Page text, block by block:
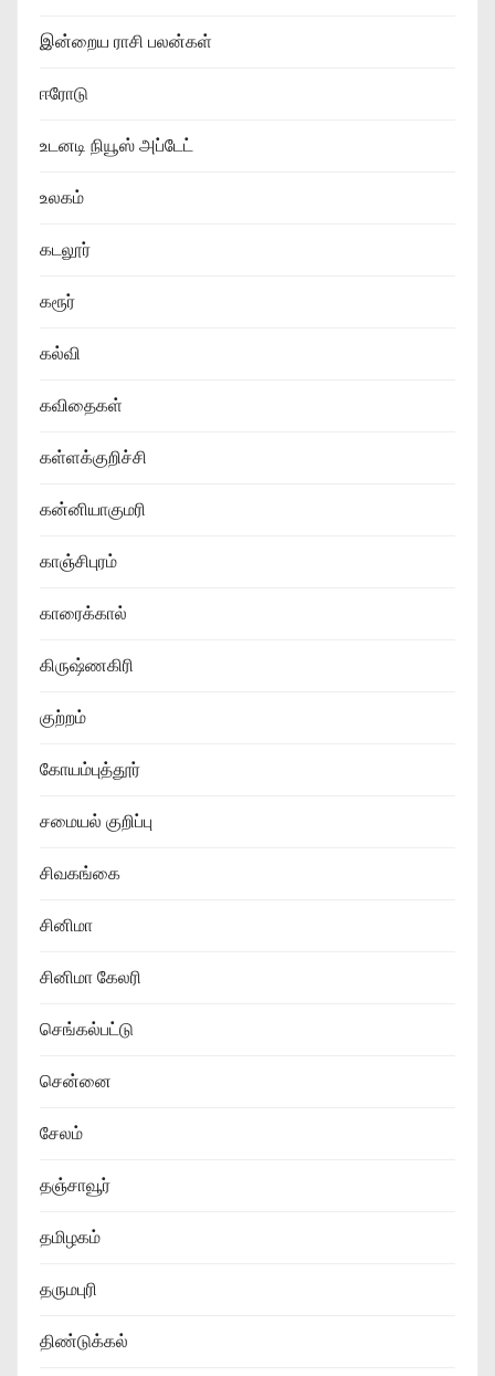
இன்றைய ராசி பலன்கள்
ஈரோடு
உடனடி நியூஸ் அப்டேட்
உலகம்
கடலூர்
கரூர்
கல்வி
கவிதைகள்
கள்ளக்குறிச்சி
கன்னியாகுமரி
காஞ்சிபுரம்
காரைக்கால்
கிருஷ்ணகிரி
குற்றம்
கோயம்புத்தூர்
சமையல் குறிப்பு
சிவகங்கை
சினிமா
சினிமா கேலரி
செங்கல்பட்டு
சென்னை
சேலம்
தஞ்சாவூர்
தமிழகம்
தருமபுரி
திண்டுக்கல்